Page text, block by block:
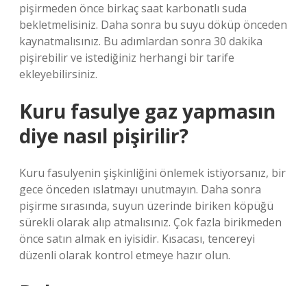
pişirmeden önce birkaç saat karbonatlı suda
bekletmelisiniz. Daha sonra bu suyu döküp önceden
kaynatmalısınız. Bu adımlardan sonra 30 dakika
pişirebilir ve istediğiniz herhangi bir tarife
ekleyebilirsiniz.
Kuru fasulye gaz yapmasın
diye nasıl pişirilir?
Kuru fasulyenin şişkinliğini önlemek istiyorsanız, bir
gece önceden ıslatmayı unutmayın. Daha sonra
pişirme sırasında, suyun üzerinde biriken köpüğü
sürekli olarak alıp atmalısınız. Çok fazla birikmeden
önce satın almak en iyisidir. Kısacası, tencereyi
düzenli olarak kontrol etmeye hazır olun.